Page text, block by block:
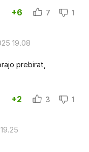
+6 7 1
19.08
prebirat,
+2 3 1